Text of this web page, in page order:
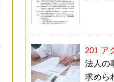
201 ア
法人の
求めら